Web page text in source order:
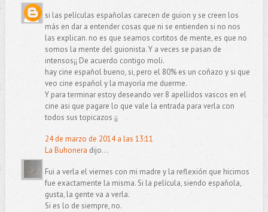
si las películas españolas carecen de guion y se creen los
más en dar a entender cosas que ni se entienden si no nos
las explican. no es que seamos cortitos de mente, es que no
somos la mente del guionista. Y a veces se pasan de
intensos¡¡ De acuerdo contigo moli.
hay cine español bueno, si, pero el 80% es un coñazo y si que
veo cine español y la mayoría me duerme.
Y para terminar estoy deseando ver 8 apellidos vascos en el
cine asi que pagare lo que vale la entrada para verla con
todos sus topicazos ¡¡
24 de marzo de 2014 a las 13:11
La Buhonera dijo...
Fui a verla el viernes con mi madre y la reflexión que hicimos
fue exactamente la misma. Si la película, siendo española,
gusta, la gente va a verla.
Si es lo de siempre, no.